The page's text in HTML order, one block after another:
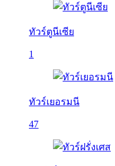
ทัวร์ตูนีเซีย
1
ทัวร์เยอรมนี
47